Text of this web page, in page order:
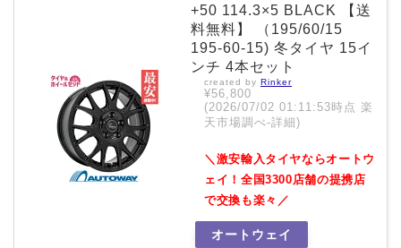
+50 114.3×5 BLACK 【送
料無料】 （195/60/15
195-60-15) 冬タイヤ 15イ
ンチ 4本セット
created by Rinker
¥56,800
(2026/07/02 01:11:53時点 楽
天市場調べ-詳細)
＼激安輸入タイヤならオートウ
ェイ！全国3300店舗の提携店
で交換も楽々／
オートウェイ